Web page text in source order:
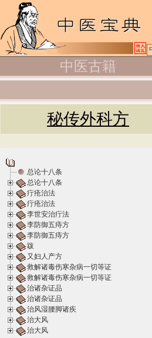
中医古籍
秘传外科方
总论十八条
总论十八条
疔疮治法
疔疮治法
李世安治疔法
李防御五痔方
李防御五痔方
跋
又妇人产方
救解诸毒伤寒杂病一切等证
救解诸毒伤寒杂病一切等证
治诸杂证品
治诸杂证品
治风湿腰脚诸疾
治大风
治大风